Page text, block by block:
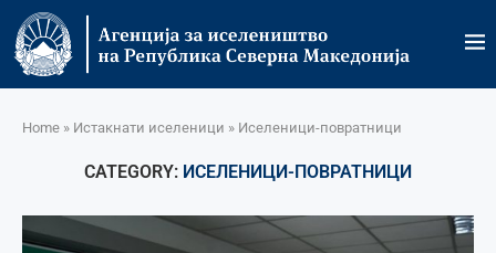
Home » Истакнати иселеници » Иселеници-повратници
CATEGORY: ИСЕЛЕНИЦИ-ПОВРАТНИЦИ